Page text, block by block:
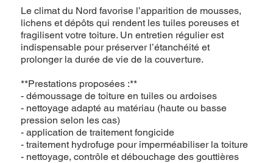
Le climat du Nord favorise l’apparition de mousses,
lichens et dépôts qui rendent les tuiles poreuses et
fragilisent votre toiture. Un entretien régulier est
indispensable pour préserver l’étanchéité et
prolonger la durée de vie de la couverture.
**Prestations proposées :**
- démoussage de toiture en tuiles ou ardoises
- nettoyage adapté au matériau (haute ou basse
pression selon les cas)
- application de traitement fongicide
- traitement hydrofuge pour imperméabiliser la toiture
- nettoyage, contrôle et débouchage des gouttières